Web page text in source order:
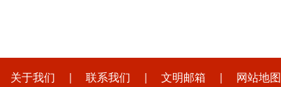
关于我们 | 联系我们 | 文明邮箱 | 网站地图